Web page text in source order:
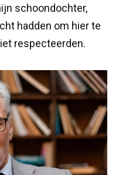
schoondochter,
hadden om hier te
respecteerden.